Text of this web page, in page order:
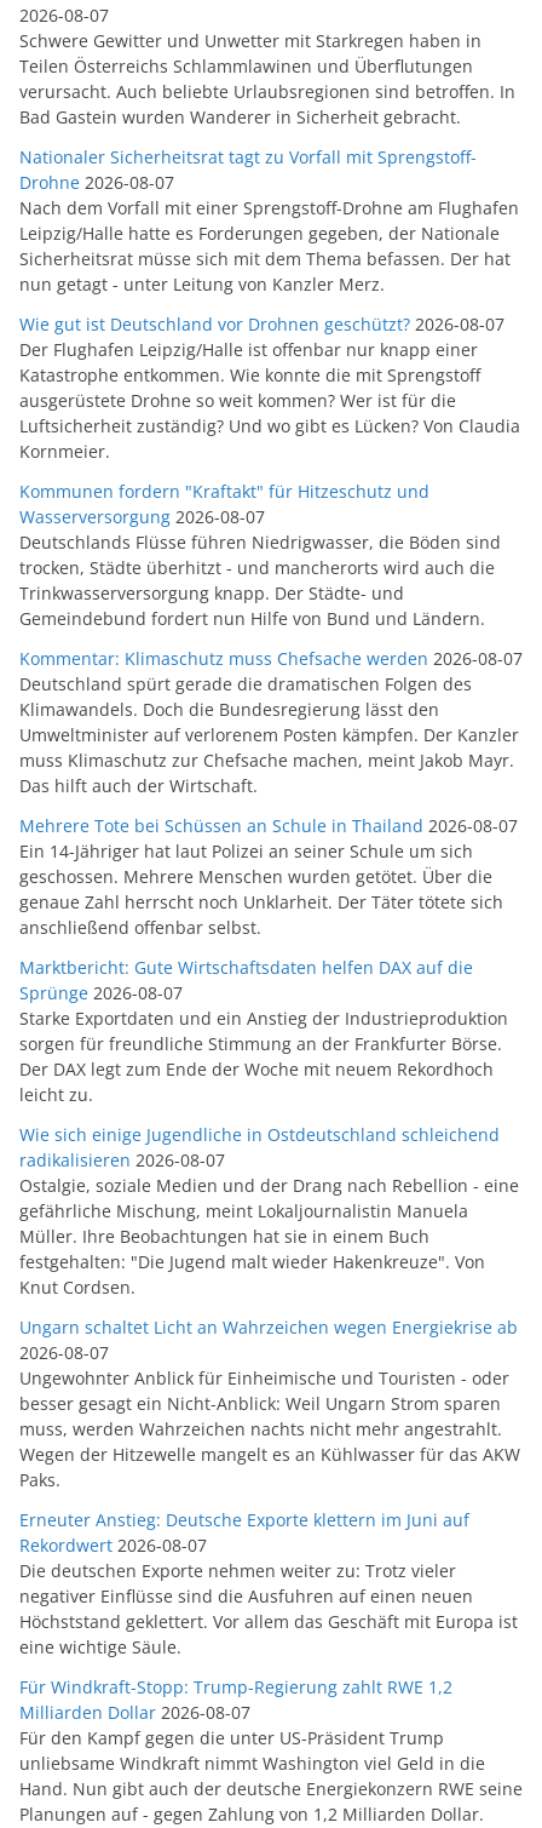
2026-08-07
Schwere Gewitter und Unwetter mit Starkregen haben in
Teilen Österreichs Schlammlawinen und Überflutungen
verursacht. Auch beliebte Urlaubsregionen sind betroffen. In
Bad Gastein wurden Wanderer in Sicherheit gebracht.
Nationaler Sicherheitsrat tagt zu Vorfall mit Sprengstoff-
Drohne 2026-08-07
Nach dem Vorfall mit einer Sprengstoff-Drohne am Flughafen
Leipzig/Halle hatte es Forderungen gegeben, der Nationale
Sicherheitsrat müsse sich mit dem Thema befassen. Der hat
nun getagt - unter Leitung von Kanzler Merz.
Wie gut ist Deutschland vor Drohnen geschützt? 2026-08-07
Der Flughafen Leipzig/Halle ist offenbar nur knapp einer
Katastrophe entkommen. Wie konnte die mit Sprengstoff
ausgerüstete Drohne so weit kommen? Wer ist für die
Luftsicherheit zuständig? Und wo gibt es Lücken? Von Claudia
Kornmeier.
Kommunen fordern "Kraftakt" für Hitzeschutz und
Wasserversorgung 2026-08-07
Deutschlands Flüsse führen Niedrigwasser, die Böden sind
trocken, Städte überhitzt - und mancherorts wird auch die
Trinkwasserversorgung knapp. Der Städte- und
Gemeindebund fordert nun Hilfe von Bund und Ländern.
Kommentar: Klimaschutz muss Chefsache werden 2026-08-07
Deutschland spürt gerade die dramatischen Folgen des
Klimawandels. Doch die Bundesregierung lässt den
Umweltminister auf verlorenem Posten kämpfen. Der Kanzler
muss Klimaschutz zur Chefsache machen, meint Jakob Mayr.
Das hilft auch der Wirtschaft.
Mehrere Tote bei Schüssen an Schule in Thailand 2026-08-07
Ein 14-Jähriger hat laut Polizei an seiner Schule um sich
geschossen. Mehrere Menschen wurden getötet. Über die
genaue Zahl herrscht noch Unklarheit. Der Täter tötete sich
anschließend offenbar selbst.
Marktbericht: Gute Wirtschaftsdaten helfen DAX auf die
Sprünge 2026-08-07
Starke Exportdaten und ein Anstieg der Industrieproduktion
sorgen für freundliche Stimmung an der Frankfurter Börse.
Der DAX legt zum Ende der Woche mit neuem Rekordhoch
leicht zu.
Wie sich einige Jugendliche in Ostdeutschland schleichend
radikalisieren 2026-08-07
Ostalgie, soziale Medien und der Drang nach Rebellion - eine
gefährliche Mischung, meint Lokaljournalistin Manuela
Müller. Ihre Beobachtungen hat sie in einem Buch
festgehalten: "Die Jugend malt wieder Hakenkreuze". Von
Knut Cordsen.
Ungarn schaltet Licht an Wahrzeichen wegen Energiekrise ab
2026-08-07
Ungewohnter Anblick für Einheimische und Touristen - oder
besser gesagt ein Nicht-Anblick: Weil Ungarn Strom sparen
muss, werden Wahrzeichen nachts nicht mehr angestrahlt.
Wegen der Hitzewelle mangelt es an Kühlwasser für das AKW
Paks.
Erneuter Anstieg: Deutsche Exporte klettern im Juni auf
Rekordwert 2026-08-07
Die deutschen Exporte nehmen weiter zu: Trotz vieler
negativer Einflüsse sind die Ausfuhren auf einen neuen
Höchststand geklettert. Vor allem das Geschäft mit Europa ist
eine wichtige Säule.
Für Windkraft-Stopp: Trump-Regierung zahlt RWE 1,2
Milliarden Dollar 2026-08-07
Für den Kampf gegen die unter US-Präsident Trump
unliebsame Windkraft nimmt Washington viel Geld in die
Hand. Nun gibt auch der deutsche Energiekonzern RWE seine
Planungen auf - gegen Zahlung von 1,2 Milliarden Dollar.